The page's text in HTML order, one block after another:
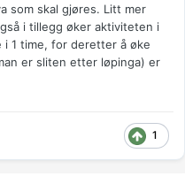
som skal gjøres. Litt mer
i tillegg øker aktiviteten i
i 1 time, for deretter å øke
er sliten etter løpinga) er
1